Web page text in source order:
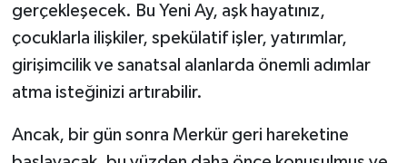
gerçekleşecek. Bu Yeni Ay, aşk hayatınız,
çocuklarla ilişkiler, spekülatif işler, yatırımlar,
girişimcilik ve sanatsal alanlarda önemli adımlar
atma isteğinizi artırabilir.
Ancak, bir gün sonra Merkür geri hareketine